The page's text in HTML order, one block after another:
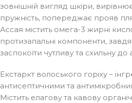
зовнішній вигляд шкіри,
пружність, попереджає прояв
Ассая містить омега-3 жирні
протизапальні компоненти,
заспокоїти чутливу та схильну до
Екстаркт волоського горіху –
антисептичними та
Містить елагову та кавову